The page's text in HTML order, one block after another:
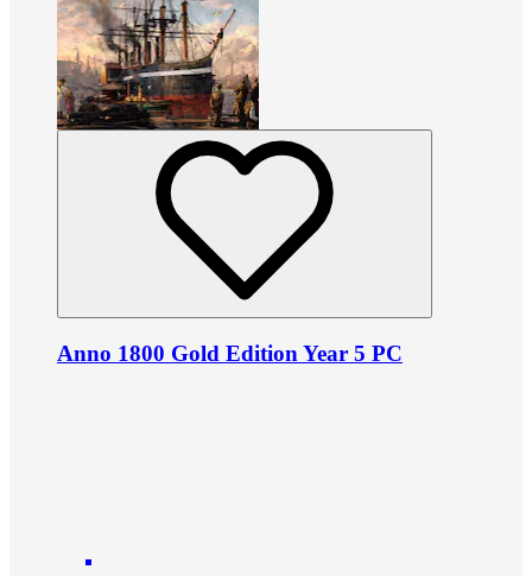
Anno 1800 Gold Edition Year 5 PC